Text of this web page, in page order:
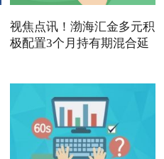
视焦点讯！渤海汇金多元积
极配置3个月持有期混合延